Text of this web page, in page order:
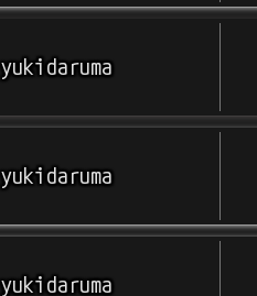
yukidaruma
yukidaruma
yukidaruma